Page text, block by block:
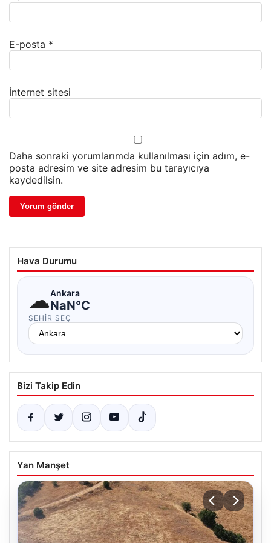
E-posta *
İnternet sitesi
Daha sonraki yorumlarımda kullanılması için adım, e-
posta adresim ve site adresim bu tarayıcıya
kaydedilsin.
Hava Durumu
☁Ankara
NaN°C
ŞEHIR SEÇ
Bizi Takip Edin
Yan Manşet